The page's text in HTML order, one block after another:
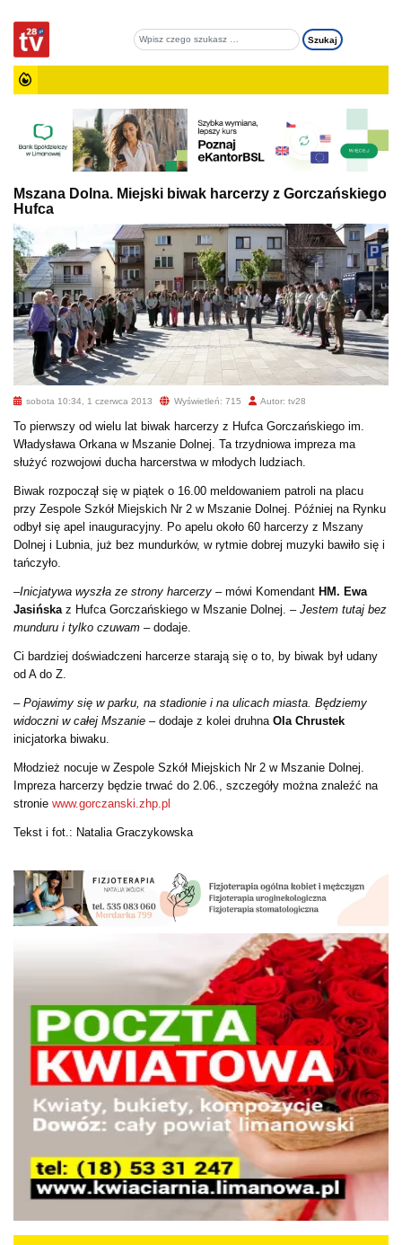
Mszana Dolna. Miejski biwak harcerzy z Gorczańskiego
Hufca
sobota 10:34, 1 czerwca 2013 Wyświetleń: 715 Autor: tv28
To pierwszy od wielu lat biwak harcerzy z Hufca Gorczańskiego im.
Władysława Orkana w Mszanie Dolnej. Ta trzydniowa impreza ma
służyć rozwojowi ducha harcerstwa w młodych ludziach.
Biwak rozpoczął się w piątek o 16.00 meldowaniem patroli na placu
przy Zespole Szkół Miejskich Nr 2 w Mszanie Dolnej. Później na Rynku
odbył się apel inauguracyjny. Po apelu około 60 harcerzy z Mszany
Dolnej i Lubnia, już bez mundurków, w rytmie dobrej muzyki bawiło się i
tańczyło.
–Inicjatywa wyszła ze strony harcerzy – mówi Komendant HM. Ewa
Jasińska z Hufca Gorczańskiego w Mszanie Dolnej. – Jestem tutaj bez
munduru i tylko czuwam – dodaje.
Ci bardziej doświadczeni harcerze starają się o to, by biwak był udany
od A do Z.
– Pojawimy się w parku, na stadionie i na ulicach miasta. Będziemy
widoczni w całej Mszanie – dodaje z kolei druhna Ola Chrustek
inicjatorka biwaku.
Młodzież nocuje w Zespole Szkół Miejskich Nr 2 w Mszanie Dolnej.
Impreza harcerzy będzie trwać do 2.06., szczegóły można znaleźć na
stronie www.gorczanski.zhp.pl
Tekst i fot.: Natalia Graczykowska